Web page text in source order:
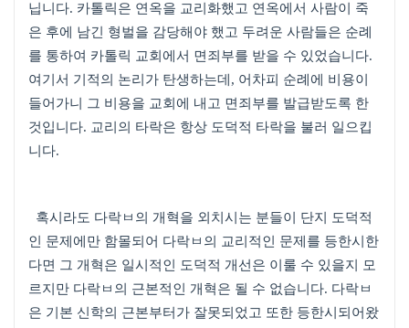
닙니다. 카톨릭은 연옥을 교리화했고 연옥에서 사람이 죽
은 후에 남긴 형벌을 감당해야 했고 두려운 사람들은 순례
를 통하여 카톨릭 교회에서 면죄부를 받을 수 있었습니다.
여기서 기적의 논리가 탄생하는데 , 어차피 순례에 비용이
들어가니 그 비용을 교회에 내고 면죄부를 발급받도록 한
것입니다. 교리의 타락은 항상 도덕적 타락을 불러 일으킵
니다.
혹시라도 다락ㅂ의 개혁을 외치시는 분들이 단지 도덕적
인 문제에만 함몰되어 다락ㅂ의 교리적인 문제를 등한시한
다면 그 개혁은 일시적인 도덕적 개선은 이룰 수 있을지 모
르지만 다락ㅂ의 근본적인 개혁은 될 수 없습니다. 다락ㅂ
은 기본 신학의 근본부터가 잘못되었고 또한 등한시되어왔